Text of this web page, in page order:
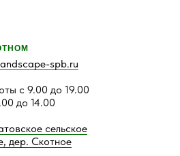
spb.ru
с 9.00 до 19.00
до 14.00
сельское
дер. Скотное